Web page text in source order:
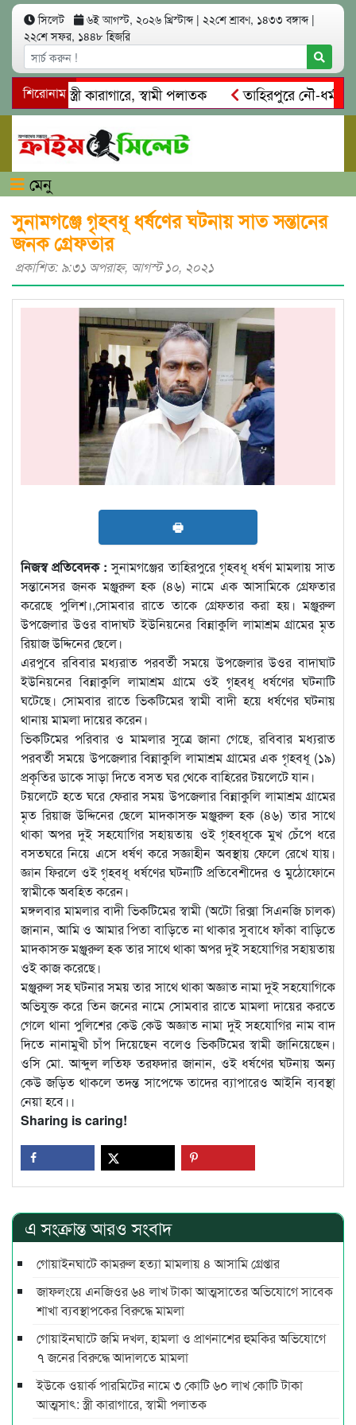
সিলেট ৬ই আগস্ট, ২০২৬ খ্রিস্টাব্দ | ২২শে শ্রাবণ, ১৪৩৩ বঙ্গাব্দ |
২২শে সফর, ১৪৪৮ হিজরি
শিরোনাম
স্ত্রী কারাগারে, স্বামী পলাতক
তাহিরপুরে নৌ-ধর্মঘট
মারধর
নগরীতে কোটি টাকার সম্পত্তি দখলের চেষ্টা:
মেনু
সুনামগঞ্জে গৃহবধূ ধর্ষণের ঘটনায় সাত সন্তানের
জনক গ্রেফতার
প্রকাশিত: ৯:৩১ অপরাহ্ণ, আগস্ট ১০, ২০২১
🖶
নিজস্ব প্রতিবেদক :সুনামগঞ্জের তাহিরপুরে গৃহবধূ ধর্ষণ মামলায় সাত
সন্তানেসর জনক মঞ্জুরুল হক (৪৬) নামে এক আসামিকে গ্রেফতার
করেছে পুলিশ।,সোমবার রাতে তাকে গ্রেফতার করা হয়। মঞ্জুরুল
উপজেলার উওর বাদাঘট ইউনিয়নের বিন্নাকুলি লামাশ্রম গ্রামের মৃত
রিয়াজ উদ্দিনের ছেলে।
এরপুবে রবিবার মধ্যরাত পরবর্তী সময়ে উপজেলার উওর বাদাঘাট
ইউনিয়নের বিন্নাকুলি লামাশ্রম গ্রামে ওই গৃহবধূ ধর্ষণের ঘটনাটি
ঘটেছে। সোমবার রাতে ভিকটিমের স্বামী বাদী হয়ে ধর্ষণের ঘটনায়
থানায় মামলা দায়ের করেন।
ভিকটিমের পরিবার ও মামলার সুত্রে জানা গেছে, রবিবার মধ্যরাত
পরবর্তী সময়ে উপজেলার বিন্নাকুলি লামাশ্রম গ্রামের এক গৃহবধূ (১৯)
প্রকৃতির ডাকে সাড়া দিতে বসত ঘর থেকে বাহিরের টয়লেটে যান।
টয়লেটে হতে ঘরে ফেরার সময় উপজেলার বিন্নাকুলি লামাশ্রম গ্রামের
মৃত রিয়াজ উদ্দিনের ছেলে মাদকাসক্ত মঞ্জুরুল হক (৪৬) তার সাথে
থাকা অপর দুই সহযোগির সহায়তায় ওই গৃহবধূকে মুখ চেঁপে ধরে
বসতঘরে নিয়ে এসে ধর্ষণ করে সজ্ঞাহীন অবস্থায় ফেলে রেখে যায়।
জ্ঞান ফিরলে ওই গৃহবধূ ধর্ষণের ঘটনাটি প্রতিবেশীদের ও মুঠোফোনে
স্বামীকে অবহিত করেন।
মঙ্গলবার মামলার বাদী ভিকটিমের স্বামী (অটো রিক্সা সিএনজি চালক)
জানান, আমি ও আমার পিতা বাড়িতে না থাকার সুবাধে ফাঁকা বাড়িতে
মাদকাসক্ত মঞ্জুরুল হক তার সাথে থাকা অপর দুই সহযোগির সহায়তায়
ওই কাজ করেছে।
মঞ্জুরুল সহ ঘটনার সময় তার সাথে থাকা অজ্ঞাত নামা দুই সহযোগিকে
অভিযুক্ত করে তিন জনের নামে সোমবার রাতে মামলা দায়ের করতে
গেলে থানা পুলিশের কেউ কেউ অজ্ঞাত নামা দুই সহযোগির নাম বাদ
দিতে নানামুখী চাঁপ দিয়েছেন বলেও ভিকটিমের স্বামী জানিয়েছেন।
ওসি মো. আব্দুল লতিফ তরফদার জানান, ওই ধর্ষণের ঘটনায় অন্য
কেউ জড়িত থাকলে তদন্ত সাপেক্ষে তাদের ব্যাপারেও আইনি ব্যবস্থা
নেয়া হবে।।
Sharing is caring!
এ সংক্রান্ত আরও সংবাদ
গোয়াইনঘাটে কামরুল হত্যা মামলায় ৪ আসামি গ্রেপ্তার
জাফলংয়ে এনজিওর ৬৪ লাখ টাকা আত্মসাতের অভিযোগে সাবেক
শাখা ব্যবস্থাপকের বিরুদ্ধে মামলা
গোয়াইনঘাটে জমি দখল, হামলা ও প্রাণনাশের হুমকির অভিযোগে
৭ জনের বিরুদ্ধে আদালতে মামলা
ইউকে ওয়ার্ক পারমিটের নামে ৩ কোটি ৬০ লাখ কোটি টাকা
আত্মসাৎ: স্ত্রী কারাগারে, স্বামী পলাতক